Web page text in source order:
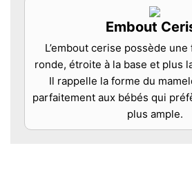
Embout
L’embout cerise possède
ronde, étroite à la base et plus
Il rappelle la forme du
parfaitement aux bébés qui
plus ample.